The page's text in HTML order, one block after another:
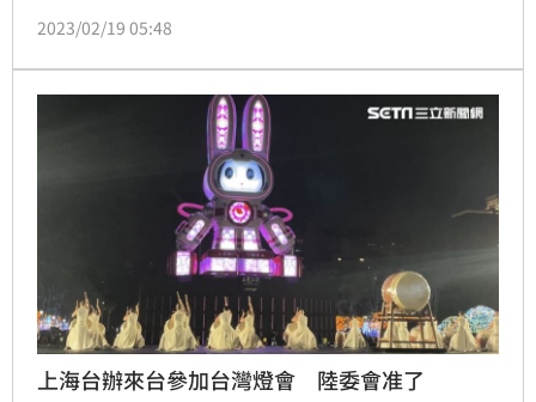
北市長蔣萬安稍早表示，此為北市府與陸委會共識，以
政府依「公開、透明」原則對外說明。
2023/02/19 05:48
上海台辦來台參加台灣燈會 陸委會准了